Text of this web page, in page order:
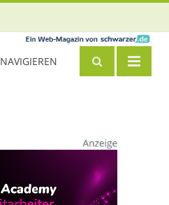
NAVIGIEREN